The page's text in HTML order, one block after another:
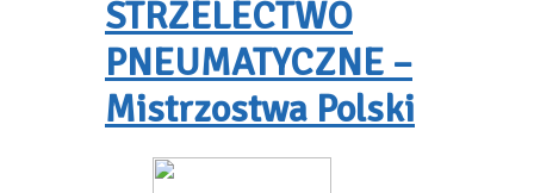
STRZELECTWO
PNEUMATYCZNE –
Mistrzostwa Polski